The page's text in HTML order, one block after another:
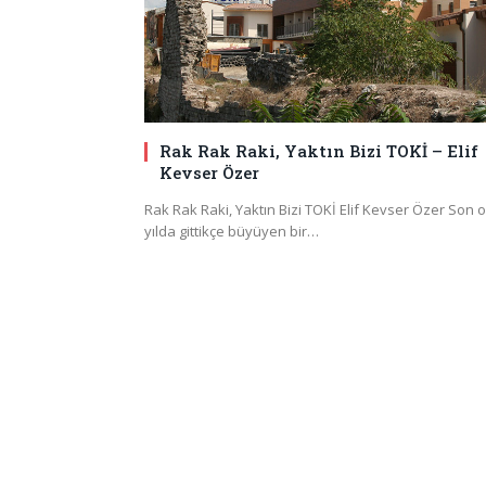
Rak Rak Raki, Yaktın Bizi TOKİ – Elif
Kevser Özer
Rak Rak Raki, Yaktın Bizi TOKİ Elif Kevser Özer Son
yılda gittikçe büyüyen bir…